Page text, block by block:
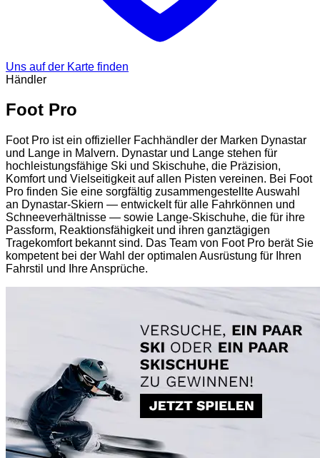
Uns auf der Karte finden
Händler
Foot Pro
Foot Pro ist ein offizieller Fachhändler der Marken Dynastar
und Lange in Malvern. Dynastar und Lange stehen für
hochleistungsfähige Ski und Skischuhe, die Präzision,
Komfort und Vielseitigkeit auf allen Pisten vereinen. Bei Foot
Pro finden Sie eine sorgfältig zusammengestellte Auswahl
an Dynastar-Skiern — entwickelt für alle Fahrkönnen und
Schneeverhältnisse — sowie Lange-Skischuhe, die für ihre
Passform, Reaktionsfähigkeit und ihren ganztägigen
Tragekomfort bekannt sind. Das Team von Foot Pro berät Sie
kompetent bei der Wahl der optimalen Ausrüstung für Ihren
Fahrstil und Ihre Ansprüche.